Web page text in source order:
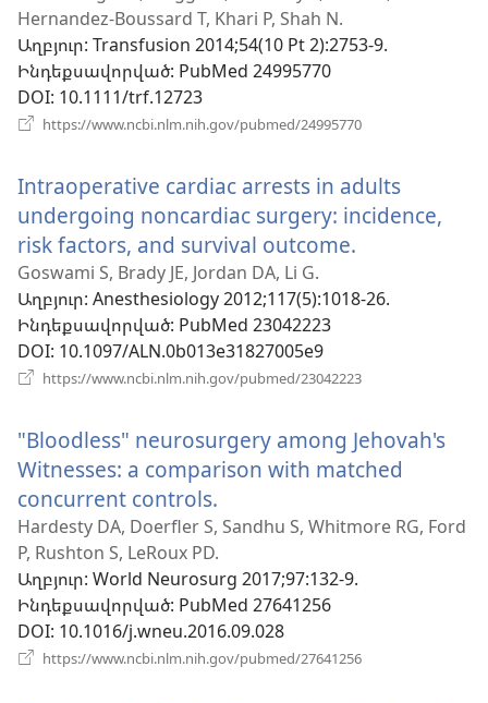
Hernandez-Boussard T, Khari P, Shah N.
Աղբյուր‎: Transfusion 2014;54(10 Pt 2):2753-9.
Ինդեքսավորված‎: PubMed 24995770
DOI‎: 10.1111/trf.12723
https://www.ncbi.nlm.nih.gov/pubmed/24995770
պատուհան)
Intraoperative cardiac arrests in adults
undergoing noncardiac surgery: incidence,
risk factors, and survival outcome.
նոր
Goswami S, Brady JE, Jordan DA, Li G.
Աղբյուր‎: Anesthesiology 2012;117(5):1018-26.
Ինդեքսավորված‎: PubMed 23042223
DOI‎: 10.1097/ALN.0b013e31827005e9
https://www.ncbi.nlm.nih.gov/pubmed/23042223
պատուհան)
"Bloodless" neurosurgery among Jehovah's
Witnesses: a comparison with matched
concurrent controls.
է
պատուհան)
Hardesty DA, Doerfler S, Sandhu S, Whitmore RG, Ford
P, Rushton S, LeRoux PD.
Աղբյուր‎: World Neurosurg 2017;97:132-9.
Ինդեքսավորված‎: PubMed 27641256
DOI‎: 10.1016/j.wneu.2016.09.028
https://www.ncbi.nlm.nih.gov/pubmed/27641256